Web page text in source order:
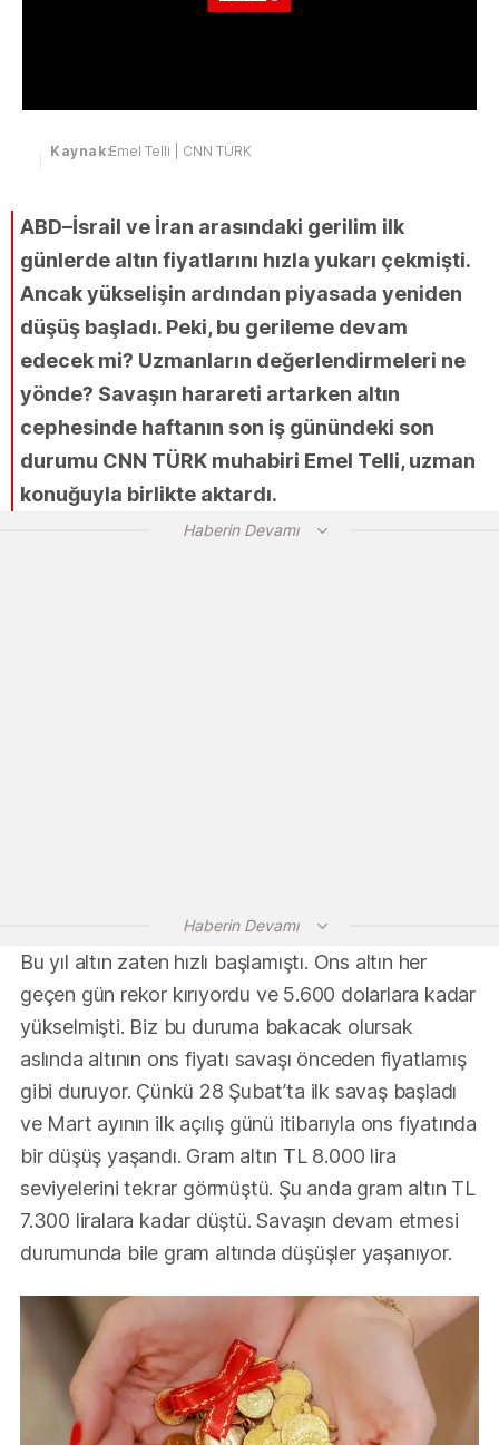
Kaynak:Emel Telli | CNN TÜRK
ABD–İsrail ve İran arasındaki gerilim ilk
günlerde altın fiyatlarını hızla yukarı çekmişti.
Ancak yükselişin ardından piyasada yeniden
düşüş başladı. Peki, bu gerileme devam
edecek mi? Uzmanların değerlendirmeleri ne
yönde? Savaşın harareti artarken altın
cephesinde haftanın son iş günündeki son
durumu CNN TÜRK muhabiri Emel Telli, uzman
konuğuyla birlikte aktardı.
Haberin Devamı
Haberin Devamı
Bu yıl altın zaten hızlı başlamıştı. Ons altın her
geçen gün rekor kırıyordu ve 5.600 dolarlara kadar
yükselmişti. Biz bu duruma bakacak olursak
aslında altının ons fiyatı savaşı önceden fiyatlamış
gibi duruyor. Çünkü 28 Şubat’ta ilk savaş başladı
ve Mart ayının ilk açılış günü itibarıyla ons fiyatında
bir düşüş yaşandı. Gram altın TL 8.000 lira
seviyelerini tekrar görmüştü. Şu anda gram altın TL
7.300 liralara kadar düştü. Savaşın devam etmesi
durumunda bile gram altında düşüşler yaşanıyor.